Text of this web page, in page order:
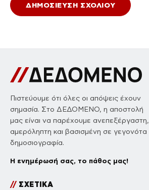
Πιστεύουμε ότι όλες οι απόψεις έχουν
σημασία. Στο ΔΕΔΟΜΕΝΟ, η αποστολή
μας είναι να παρέχουμε ανεπεξέργαστη,
αμερόληπτη και βασισμένη σε γεγονότα
δημοσιογραφία.
Η ενημέρωσή σας, το πάθος μας!
//ΣΧΕΤΙΚΑ